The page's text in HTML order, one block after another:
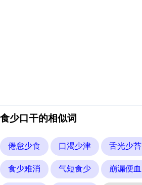
食少口干的相似词
倦怠少食 口渴少津 舌光少苔
食少难消 气短食少 崩漏便血